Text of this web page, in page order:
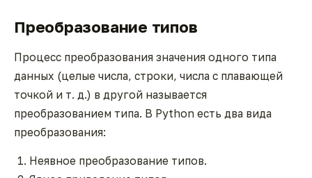
Преобразование типов
Процесс преобразования значения одного типа
данных (целые числа, строки, числа с плавающей
точкой и т. д.) в другой называется
преобразованием типа. В Python есть два вида
преобразования:
Неявное преобразование типов.